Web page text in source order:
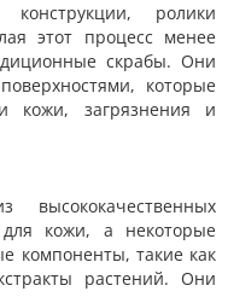
ролики
этот процесс менее
скрабы. Они
которые
кожи, загрязнения и
кожи, а некоторые
компоненты, такие как
растений. Они